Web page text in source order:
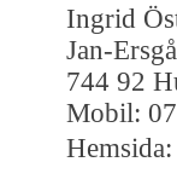
Ingrid
Jan-
744 92
Mobil:
Hemsida: